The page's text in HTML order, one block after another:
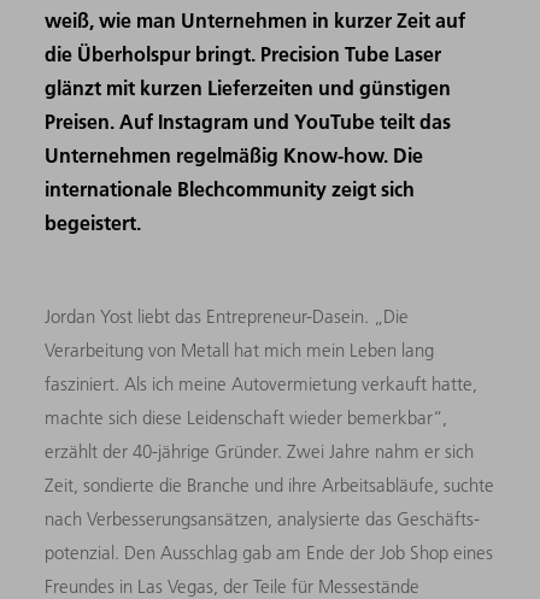
weiß, wie man Unternehmen in kurzer Zeit auf
die Überholspur bringt. Precision Tube Laser
glänzt mit kurzen Lieferzeiten und günstigen
Preisen. Auf Instagram und YouTube teilt das
Unternehmen regelmäßig Know-how. Die
internationale Blechcommunity zeigt sich
begeistert.
Jordan Yost liebt das Entrepreneur-Dasein. „Die
Verarbeitung von Metall hat mich mein Leben lang
fasziniert. Als ich meine Autovermietung verkauft hatte,
machte sich diese Leidenschaft wieder bemerkbar“,
erzählt der 40-jährige Gründer. Zwei Jahre nahm er sich
Zeit, sondierte die Branche und ihre Arbeitsabläufe, suchte
nach Verbesserungsansätzen, analysierte das Geschäfts­
potenzial. Den Ausschlag gab am Ende der Job Shop eines
Freundes in Las Vegas, der Teile für Messestände